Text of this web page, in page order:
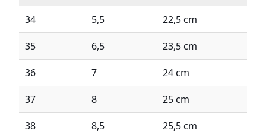
34 5,5 22,5 cm
35 6,5 23,5 cm
36 7 24 cm
37 8 25 cm
38 8,5 25,5 cm